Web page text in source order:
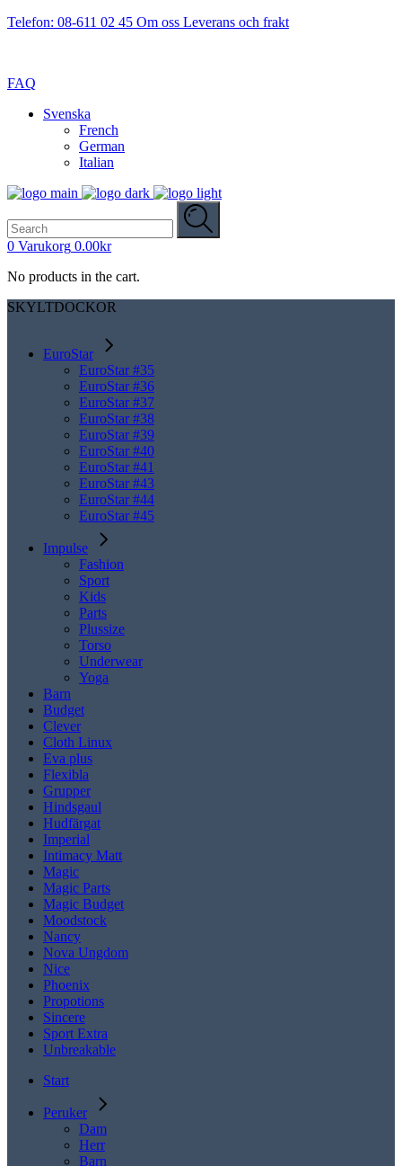
Telefon: 08-611 02 45 Om oss Leverans och frakt
FAQ
Svenska
French
German
Italian
for:
0 Varukorg 0.00kr
No products in the cart.
SKYLTDOCKOR
EuroStar
EuroStar #35
EuroStar #36
EuroStar #37
EuroStar #38
EuroStar #39
EuroStar #40
EuroStar #41
EuroStar #43
EuroStar #44
EuroStar #45
Impulse
Fashion
Sport
Kids
Parts
Plussize
Torso
Underwear
Yoga
Barn
Budget
Clever
Cloth Linux
Eva plus
Flexibla
Grupper
Hindsgaul
Hudfärgat
Imperial
Intimacy Matt
Magic
Magic Parts
Magic Budget
Moodstock
Nancy
Nova Ungdom
Nice
Phoenix
Propotions
Sincere
Sport Extra
Unbreakable
Start
Peruker
Dam
Herr
Barn